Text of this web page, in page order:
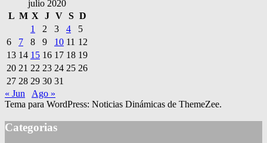
julio 2020
L M X J V S D
1
2 3 4
5
6
7 8 9 10 11 12
13 14 15 16 17 18 19
20 21 22 23 24 25 26
27 28 29 30 31
« Jun
Ago »
Tema para WordPress: Noticias Dinámicas de ThemeZee.
Categorias